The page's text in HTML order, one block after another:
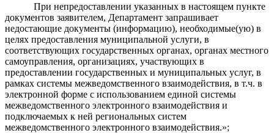
При непредоставлении указанных в настоящем пункте
документов заявителем, Департамент запрашивает
недостающие документы (информацию), необходимые(ую) в
целях предоставления муниципальной услуги, в
соответствующих государственных органах, органах местного
самоуправления, организациях, участвующих в
предоставлении государственных и муниципальных услуг, в
рамках системы межведомственного взаимодействия, в т.ч. в
электронной форме с использованием единой системы
межведомственного электронного взаимодействия и
подключаемых к ней региональных систем
межведомственного электронного взаимодействия.»;